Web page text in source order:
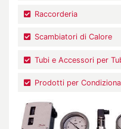
Raccorderia
Scambiatori di Calore
Tubi e Accessori per
Prodotti per